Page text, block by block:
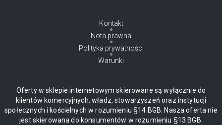
Kontakt
Nota prawna
Polityka prywatności
Warunki
Oferty w sklepie internetowym skierowane są wyłącznie do
klientów komercyjnych, władz, stowarzyszeń oraz instytucji
społecznych i kościelnych w rozumieniu §14 BGB. Nasza oferta nie
jest skierowana do konsumentów w rozumieniu §13 BGB.